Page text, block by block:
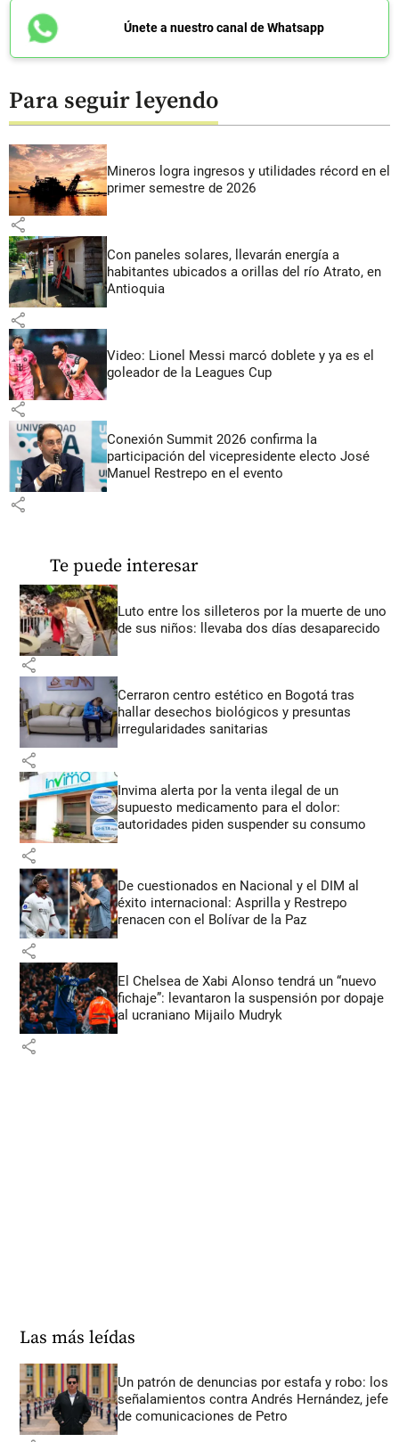
Únete a nuestro canal de Whatsapp
Para seguir leyendo
Mineros logra ingresos y utilidades récord en el
primer semestre de 2026
share
Con paneles solares, llevarán energía a
habitantes ubicados a orillas del río Atrato, en
Antioquia
share
Video: Lionel Messi marcó doblete y ya es el
goleador de la Leagues Cup
share
Conexión Summit 2026 confirma la
participación del vicepresidente electo José
Manuel Restrepo en el evento
share
Te puede interesar
Luto entre los silleteros por la muerte de uno
de sus niños: llevaba dos días desaparecido
share
Cerraron centro estético en Bogotá tras
hallar desechos biológicos y presuntas
irregularidades sanitarias
share
Invima alerta por la venta ilegal de un
supuesto medicamento para el dolor:
autoridades piden suspender su consumo
share
De cuestionados en Nacional y el DIM al
éxito internacional: Asprilla y Restrepo
renacen con el Bolívar de la Paz
share
El Chelsea de Xabi Alonso tendrá un “nuevo
fichaje”: levantaron la suspensión por dopaje
al ucraniano Mijailo Mudryk
share
Las más leídas
Un patrón de denuncias por estafa y robo: los
señalamientos contra Andrés Hernández, jefe
de comunicaciones de Petro